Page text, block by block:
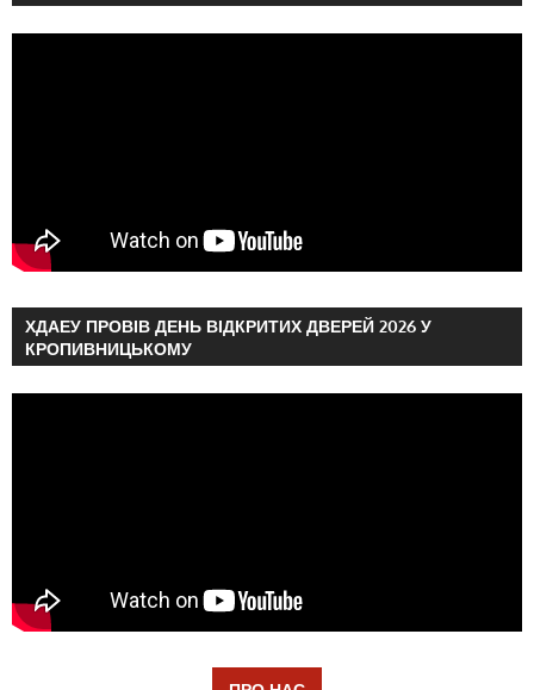
ХДАЕУ ПРОВІВ ДЕНЬ ВІДКРИТИХ ДВЕРЕЙ 2026 У
КРОПИВНИЦЬКОМУ